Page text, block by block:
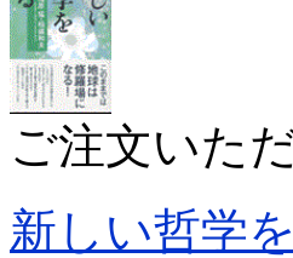
ご注文いた
新しい哲学